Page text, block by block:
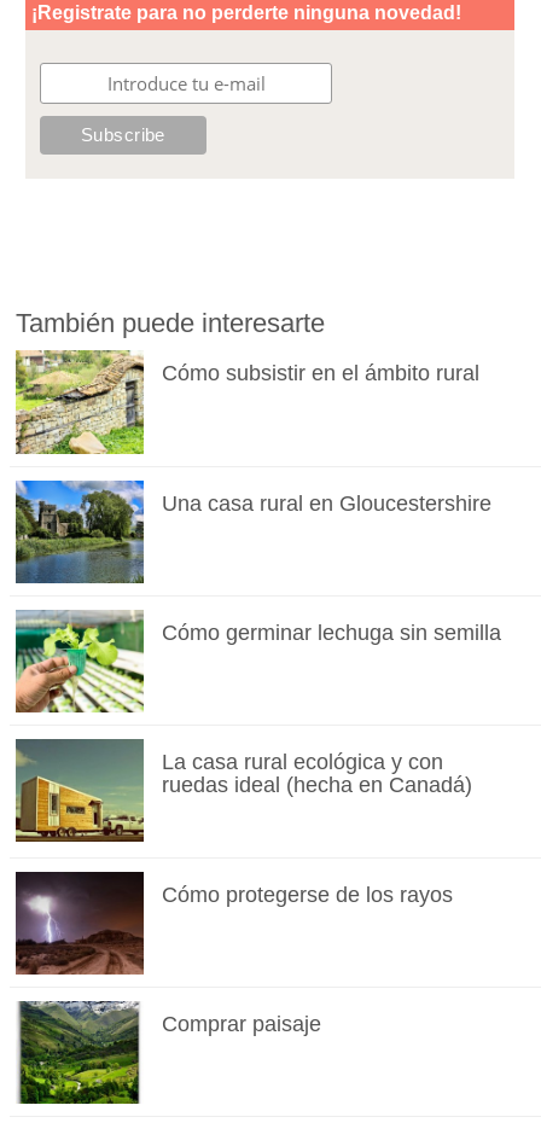
También puede interesarte
Cómo subsistir en el ámbito rural
Una casa rural en Gloucestershire
Cómo germinar lechuga sin semilla
La casa rural ecológica y con
ruedas ideal (hecha en Canadá)
Cómo protegerse de los rayos
Comprar paisaje